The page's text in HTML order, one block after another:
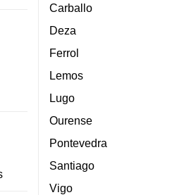
Carballo
Deza
Ferrol
Lemos
Lugo
Ourense
Pontevedra
Santiago
Vigo